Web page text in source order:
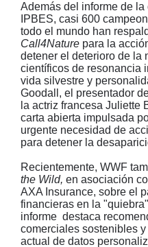
Además del informe de
IPBES, casi 600
todo el mundo han
Call4Nature para la
detener el deterioro de la
científicos de resonancia
vida silvestre y
Goodall, el presentador
la actriz francesa Juliette
carta abierta impulsada
urgente necesidad de
para detener la
Recientemente, WWF
the Wild, en asociación
AXA Insurance, sobre el
financieras en la
informe destaca
comerciales sostenibles
actual de datos